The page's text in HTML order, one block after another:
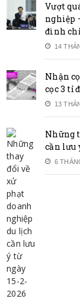
Vượt
nghiệp
đình
14
Nhận
cọc 3 tỉ
13
Những
cần lưu
6